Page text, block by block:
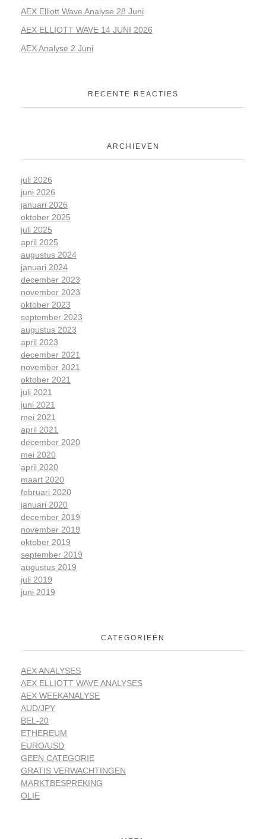
AEX Elliott Wave Analyse 28 Juni
AEX ELLIOTT WAVE 14 JUNI 2026
AEX Analyse 2 Juni
RECENTE REACTIES
ARCHIEVEN
juli 2026
juni 2026
januari 2026
oktober 2025
juli 2025
april 2025
augustus 2024
januari 2024
december 2023
november 2023
oktober 2023
september 2023
augustus 2023
april 2023
december 2021
november 2021
oktober 2021
juli 2021
juni 2021
mei 2021
april 2021
december 2020
mei 2020
april 2020
maart 2020
februari 2020
januari 2020
december 2019
november 2019
oktober 2019
september 2019
augustus 2019
juli 2019
juni 2019
CATEGORIEËN
AEX ANALYSES
AEX ELLIOTT WAVE ANALYSES
AEX WEEKANALYSE
AUD/JPY
BEL-20
ETHEREUM
EURO/USD
GEEN CATEGORIE
GRATIS VERWACHTINGEN
MARKTBESPREKING
OLIE